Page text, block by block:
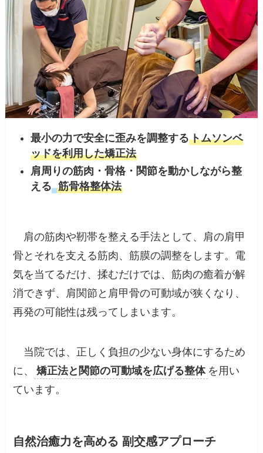
最小の力で安全に歪みを調整するトムソンベ
ッドを利用した矯正法
肩周りの筋肉・骨格・関節を動かしながら整
える 筋骨格整体法
肩の筋肉や靭帯を整える手法として、肩の肩甲
骨とそれを支える筋肉、筋膜の調整をします。電
気を当てるだけ、揉むだけでは、筋肉の癒着が解
消できず、肩関節と肩甲骨の可動域が狭くなり、
再発の可能性は残ってしまいます。
当院では、正しく負担の少ない身体にするため
に、
矯正法と関節の可動域を広げる整体 を用い
ています。
自然治癒力を高める 副交感アプローチ